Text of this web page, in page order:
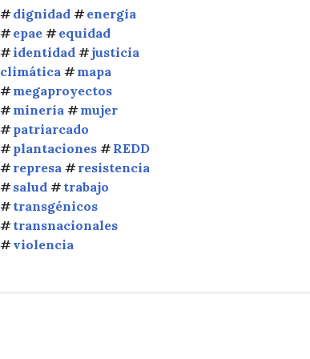
dignidad
energía
epae
equidad
identidad
justicia
climática
mapa
megaproyectos
minería
mujer
patriarcado
plantaciones
REDD
represa
resistencia
salud
trabajo
transgénicos
transnacionales
violencia